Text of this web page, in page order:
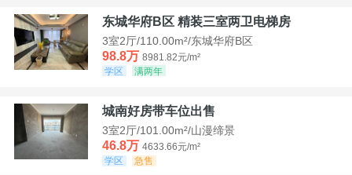
东城华府B区 精装三室两卫电梯房
3室2厅/110.00m²/东城华府B区
98.8万 8981.82元/m²
学区
满两年
城南好房带车位出售
3室2厅/101.00m²/山漫缔景
46.8万 4633.66元/m²
学区
急售